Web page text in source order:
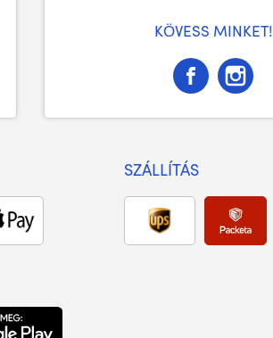
KÖVESS MINKET!
SZÁLLÍTÁS